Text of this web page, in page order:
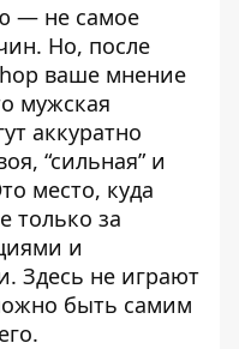
— не самое
Но, после
ваше мнение
мужская
аккуратно
“сильная” и
место, куда
только за
и
Здесь не играют
быть самим